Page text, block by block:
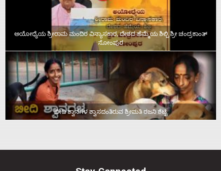
ಅಯೋಧ್ಯೆಯ ಶ್ರೀರಾಮ ಮಂದಿರ ವಿನ್ಯಾಸಕಾರ, ದೇಶದ ಹೆಮ್ಮೆಯ ಶಿಲ್ಪಿ ಶ್ರೀ ಚಂದ್ರಕಾಂತ್‌
ಸೋಂಪುರ
ಬೀದಿ ಶ್ವಾನಗಳ ಶ್ವಾಸದಂತಿರುವ ಶ್ರೀಮತಿ ರಜನಿ ಶೆಟ್ಟಿ